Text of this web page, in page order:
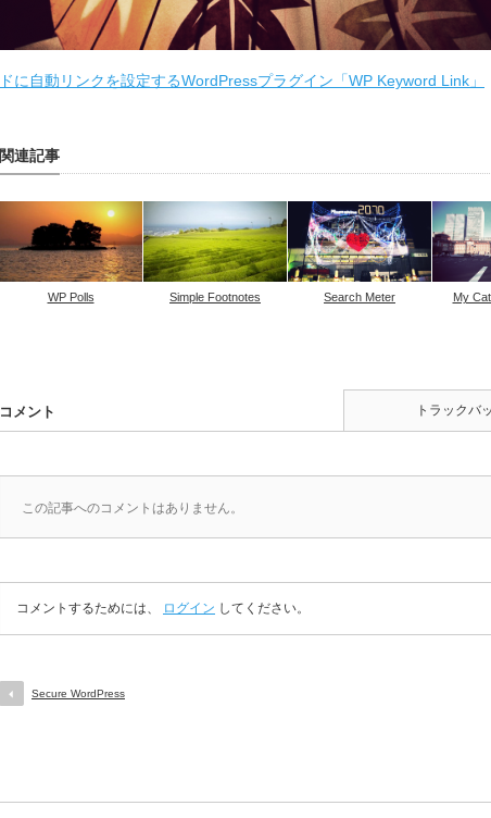
ドに自動リンクを設定するWordPressプラグイン「WP Keyword Link」
関連記事
WP Polls Simple Footnotes Search Meter My
コメント トラックバ
この記事へのコメントはありません。
コメントするためには、 ログイン してください。
Secure WordPress